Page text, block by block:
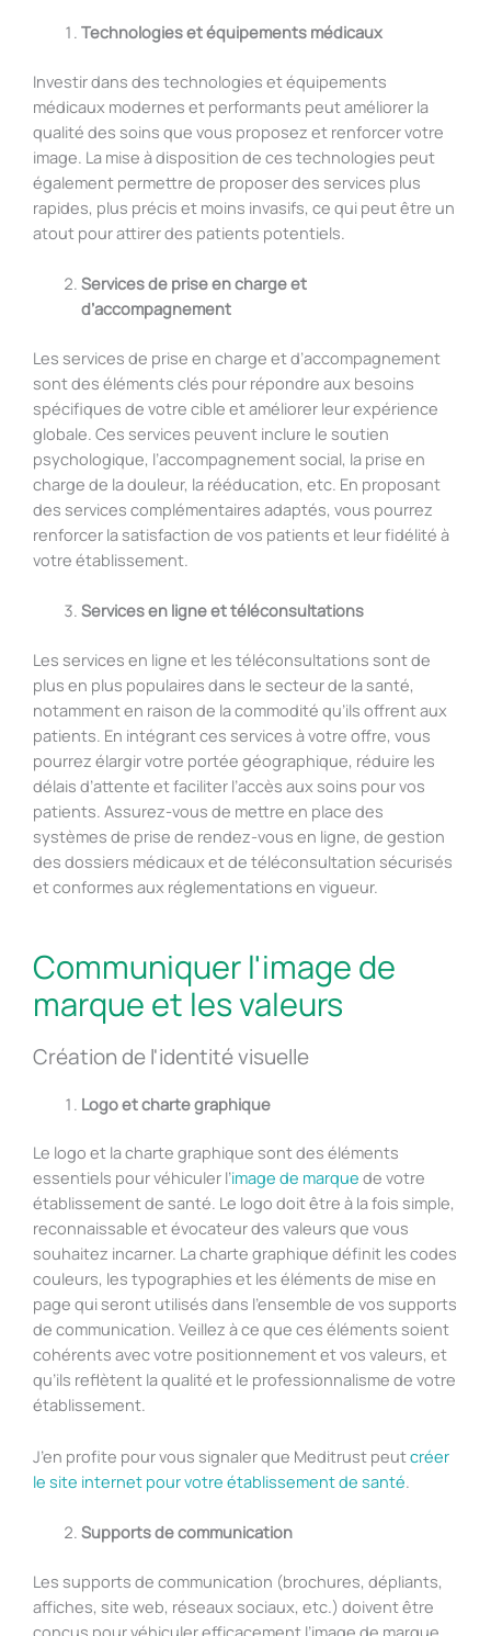
Technologies et équipements médicaux
Investir dans des technologies et équipements
médicaux modernes et performants peut améliorer la
qualité des soins que vous proposez et renforcer votre
image. La mise à disposition de ces technologies peut
également permettre de proposer des services plus
rapides, plus précis et moins invasifs, ce qui peut être un
atout pour attirer des patients potentiels.
Services de prise en charge et
d’accompagnement
Les services de prise en charge et d’accompagnement
sont des éléments clés pour répondre aux besoins
spécifiques de votre cible et améliorer leur expérience
globale. Ces services peuvent inclure le soutien
psychologique, l’accompagnement social, la prise en
charge de la douleur, la rééducation, etc. En proposant
des services complémentaires adaptés, vous pourrez
renforcer la satisfaction de vos patients et leur fidélité à
votre établissement.
Services en ligne et téléconsultations
Les services en ligne et les téléconsultations sont de
plus en plus populaires dans le secteur de la santé,
notamment en raison de la commodité qu’ils offrent aux
patients. En intégrant ces services à votre offre, vous
pourrez élargir votre portée géographique, réduire les
délais d’attente et faciliter l’accès aux soins pour vos
patients. Assurez-vous de mettre en place des
systèmes de prise de rendez-vous en ligne, de gestion
des dossiers médicaux et de téléconsultation sécurisés
et conformes aux réglementations en vigueur.
Communiquer l'image de
marque et les valeurs
Création de l'identité visuelle
Logo et charte graphique
Le logo et la charte graphique sont des éléments
essentiels pour véhiculer l’image de marque de votre
établissement de santé. Le logo doit être à la fois simple,
reconnaissable et évocateur des valeurs que vous
souhaitez incarner. La charte graphique définit les codes
couleurs, les typographies et les éléments de mise en
page qui seront utilisés dans l’ensemble de vos supports
de communication. Veillez à ce que ces éléments soient
cohérents avec votre positionnement et vos valeurs, et
qu’ils reflètent la qualité et le professionnalisme de votre
établissement.
J’en profite pour vous signaler que Meditrust peutcréer
le site internet pour votre établissement de santé.
Supports de communication
Les supports de communication (brochures, dépliants,
affiches, site web, réseaux sociaux, etc.) doivent être